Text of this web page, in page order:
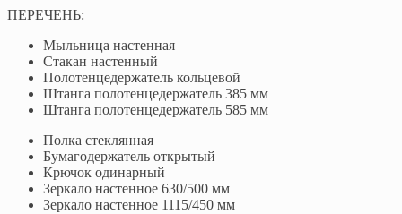
ПЕРЕЧЕНЬ:
Мыльница настенная
Стакан настенный
Полотенцедержатель кольцевой
Штанга полотенцедержатель 385 мм
Штанга полотенцедержатель 585 мм
Полка стеклянная
Бумагодержатель открытый
Крючок одинарный
Зеркало настенное 630/500 мм
Зеркало настенное 1115/450 мм